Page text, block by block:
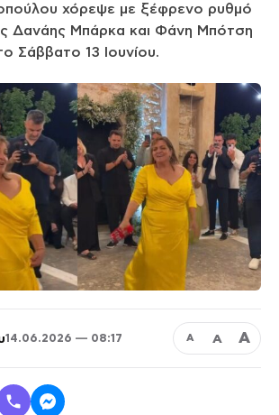
χόρεψε με ξέφρενο ρυθμό
Δανάης Μπάρκα και Φάνη Μπότση
Σάββατο 13 Ιουνίου.
14.06.2026 — 08:17 Α Α Α